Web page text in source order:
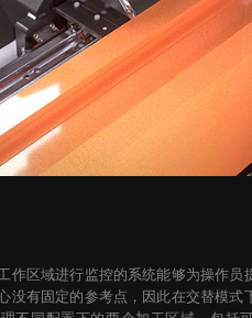
作区域进行监控的系统能够为操作员
没有固定的参考点，因此在交替模式